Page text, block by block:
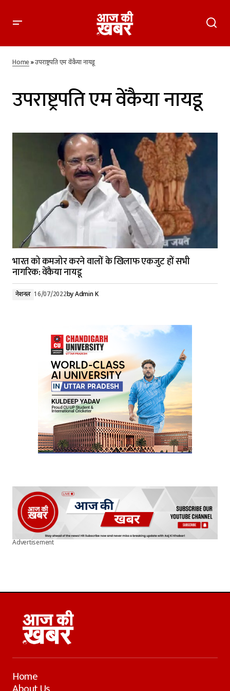
Home»उपराष्ट्रपति एम वेंकैया नायडू
उपराष्ट्रपति एम वेंकैया नायडू
भारत को कमजोर करने वालों के खिलाफ एकजुट हों सभी
नागरिक: वेंकैया नायडू
नेशनल 16/07/2022byAdmin K
Advertisement
Home